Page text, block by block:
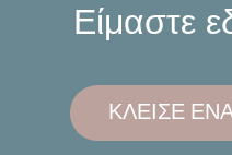
Είμαστε
ΚΛΕΙΣΕ